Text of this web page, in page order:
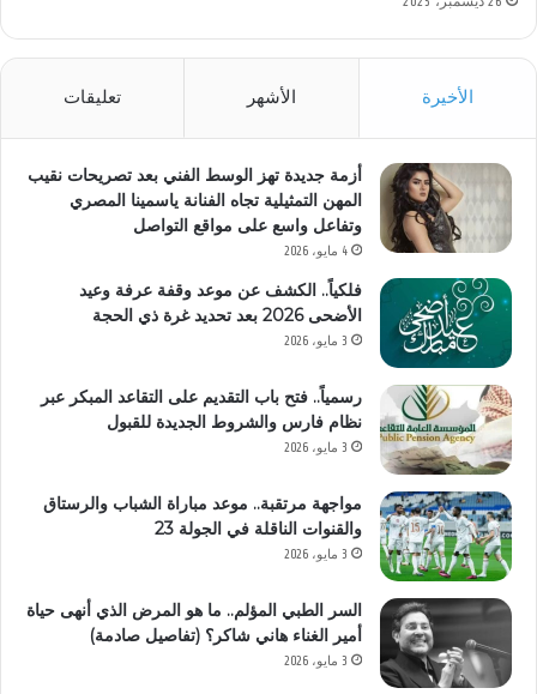
الأخيرة الأشهر تعليقات
أزمة جديدة تهز الوسط الفني بعد تصريحات نقيب
المهن التمثيلية تجاه الفنانة ياسمينا المصري
وتفاعل واسع على مواقع التواصل
4 مايو، 2026
فلكياً.. الكشف عن موعد وقفة عرفة وعيد
الأضحى 2026 بعد تحديد غرة ذي الحجة
3 مايو، 2026
رسمياً.. فتح باب التقديم على التقاعد المبكر عبر
نظام فارس والشروط الجديدة للقبول
3 مايو، 2026
مواجهة مرتقبة.. موعد مباراة الشباب والرستاق
والقنوات الناقلة في الجولة 23
3 مايو، 2026
السر الطبي المؤلم.. ما هو المرض الذي أنهى حياة
أمير الغناء هاني شاكر؟ (تفاصيل صادمة)
3 مايو، 2026